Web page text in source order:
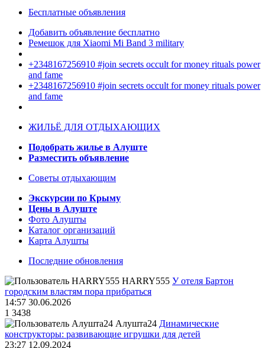
Бесплатные объявления
Добавить объявление бесплатно
Ремешок для Xiaomi Mi Band 3 military
+2348167256910 #join secrets occult for money rituals power
and fame
+2348167256910 #join secrets occult for money rituals power
and fame
ЖИЛЬЁ ДЛЯ ОТДЫХАЮЩИХ
Подобрать жилье в Алуште
Разместить объявление
Советы отдыхающим
Экскурсии по Крыму
Цены в Алуште
Фото Алушты
Каталог организаций
Карта Алушты
Последние обновления
HARRY555 У отеля Бартон
городским властям пора прибраться
14:57 30.06.2026
1 3438
Алушта24 Динамические
конструкторы: развивающие игрушки для детей
23:27 12.09.2024